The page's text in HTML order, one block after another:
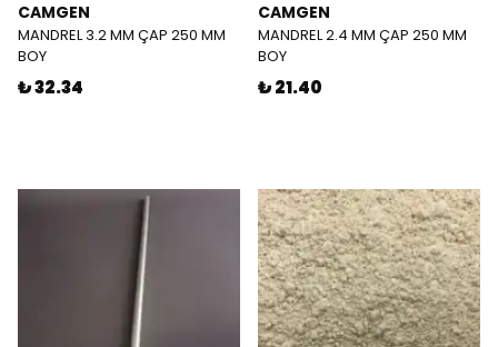
CAMGEN
MANDREL 3.2 MM ÇAP 250 MM
BOY
₺ 32.34
CAMGEN
MANDREL 2.4 MM ÇAP 250 MM
BOY
₺ 21.40